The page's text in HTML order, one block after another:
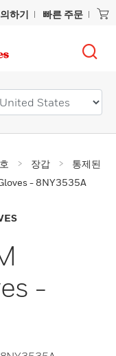
하기 빠른 주문
장갑
통제된
- 8NY3535A
-